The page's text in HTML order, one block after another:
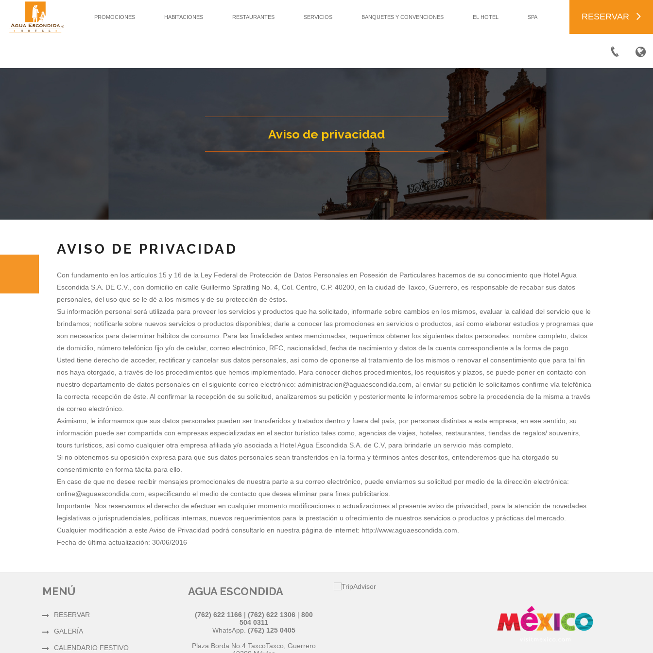
PROMOCIONES HABITACIONES RESTAURANTES SERVICIOS BANQUETES Y CONVENCIONES EL HOTEL SPA RESERVAR
Aviso de privacidad
AVISO DE PRIVACIDAD
Con fundamento en los artículos 15 y 16 de la Ley Federal de Protección de Datos Personales en Posesión de Particulares hacemos de su conocimiento que Hotel Agua
Escondida S.A. DE C.V., con domicilio en calle Guillermo Spratling No. 4, Col. Centro, C.P. 40200, en la ciudad de Taxco, Guerrero, es responsable de recabar sus datos
personales, del uso que se le dé a los mismos y de su protección de éstos.
Su información personal será utilizada para proveer los servicios y productos que ha solicitado, informarle sobre cambios en los mismos, evaluar la calidad del servicio que le
brindamos; notificarle sobre nuevos servicios o productos disponibles; darle a conocer las promociones en servicios o productos, así como elaborar estudios y programas que
son necesarios para determinar hábitos de consumo. Para las finalidades antes mencionadas, requerimos obtener los siguientes datos personales: nombre completo, datos
de domicilio, número telefónico fijo y/o de celular, correo electrónico, RFC, nacionalidad, fecha de nacimiento y datos de la cuenta correspondiente a la forma de pago.
Usted tiene derecho de acceder, rectificar y cancelar sus datos personales, así como de oponerse al tratamiento de los mismos o renovar el consentimiento que para tal fin
nos haya otorgado, a través de los procedimientos que hemos implementado. Para conocer dichos procedimientos, los requisitos y plazos, se puede poner en contacto con
nuestro departamento de datos personales en el siguiente correo electrónico: administracion
aguaescondida.com, al enviar su petición le solicitamos confirme vía telefónica
la correcta recepción de éste. Al confirmar la recepción de su solicitud, analizaremos su petición y posteriormente le informaremos sobre la procedencia de la misma a través
de correo electrónico.
Asimismo, le informamos que sus datos personales pueden ser transferidos y tratados dentro y fuera del país, por personas distintas a esta empresa; en ese sentido, su
información puede ser compartida con empresas especializadas en el sector turístico tales como, agencias de viajes, hoteles, restaurantes, tiendas de regalos/ souvenirs,
tours turísticos, así como cualquier otra empresa afiliada y/o asociada a Hotel Agua Escondida S.A. de C.V, para brindarle un servicio más completo.
Si no obtenemos su oposición expresa para que sus datos personales sean transferidos en la forma y términos antes descritos, entenderemos que ha otorgado su
consentimiento en forma tácita para ello.
En caso de que no desee recibir mensajes promocionales de nuestra parte a su correo electrónico, puede enviarnos su solicitud por medio de la dirección electrónica:
online
aguaescondida.com, especificando el medio de contacto que desea eliminar para fines publicitarios.
Importante: Nos reservamos el derecho de efectuar en cualquier momento modificaciones o actualizaciones al presente aviso de privacidad, para la atención de novedades
legislativas o jurisprudenciales, políticas internas, nuevos requerimientos para la prestación u ofrecimiento de nuestros servicios o productos y prácticas del mercado.
Cualquier modificación a este Aviso de Privacidad podrá consultarlo en nuestra página de internet: http://www.aguaescondida.com.
Fecha de última actualización: 30/06/2016
MENÚ
RESERVAR
GALERÍA
CALENDARIO FESTIVO
AGUA ESCONDIDA
(762) 622 1166| (762) 622 1306| 800
504 0311
WhatsApp. (762) 125 0405
Plaza Borda No.4 TaxcoTaxco Guerrero